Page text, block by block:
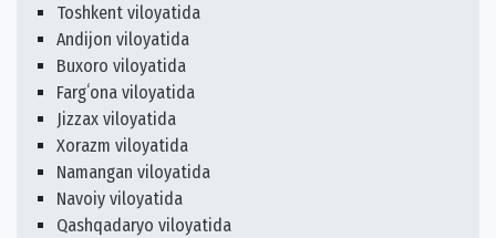
Toshkent viloyatida
Andijon viloyatida
Buxoro viloyatida
Fargʻona viloyatida
Jizzax viloyatida
Xorazm viloyatida
Namangan viloyatida
Navoiy viloyatida
Qashqadaryo viloyatida